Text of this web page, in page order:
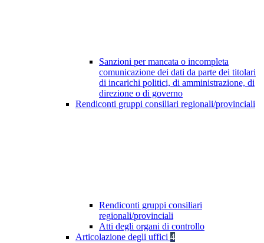
Sanzioni per mancata o incompleta
comunicazione dei dati da parte dei titolari
di incarichi politici, di amministrazione, di
direzione o di governo
Rendiconti gruppi consiliari regionali/provinciali
Rendiconti gruppi consiliari
regionali/provinciali
Atti degli organi di controllo
Articolazione degli uffici 4